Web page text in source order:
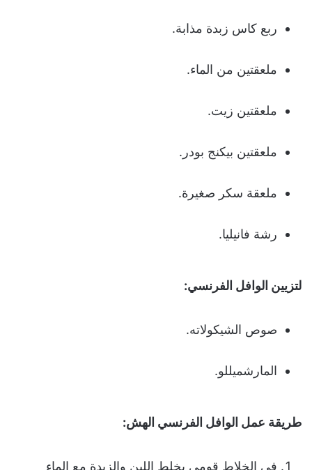
ربع كاس زبدة مذابة.
ملعقتين من الماء.
ملعقتين زيت.
ملعقتين بيكنج بودر.
ملعقة سكر صغيرة.
رشة فانيليا.
لتزيين الوافل الفرنسي:
صوص الشيكولاته.
المارشميللو.
طريقة عمل الوافل الفرنسي الهش:
في الخلاط قومي بخلط اللبن والزبدة مع الماء